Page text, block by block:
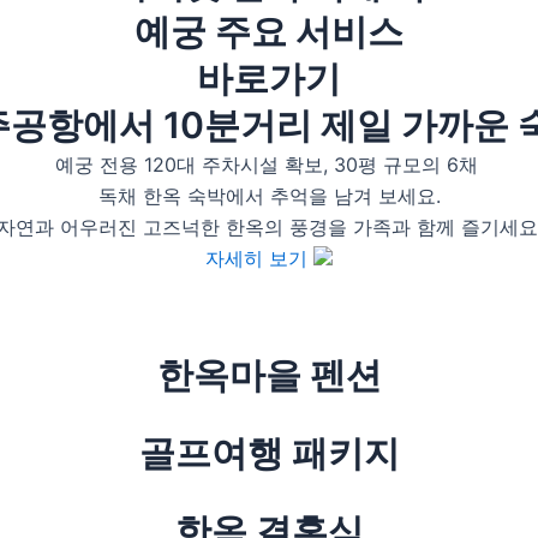
예궁 주요 서비스
바로가기
공항에서 10분거리 제일 가까운
예궁 전용 120대 주차시설 확보, 30평 규모의 6채
독채 한옥 숙박에서 추억을 남겨 보세요.
연과 어우러진 고즈넉한 한옥의 풍경을 가족과 함께 즐기세
자세히 보기
한옥마을 펜션
골프여행 패키지